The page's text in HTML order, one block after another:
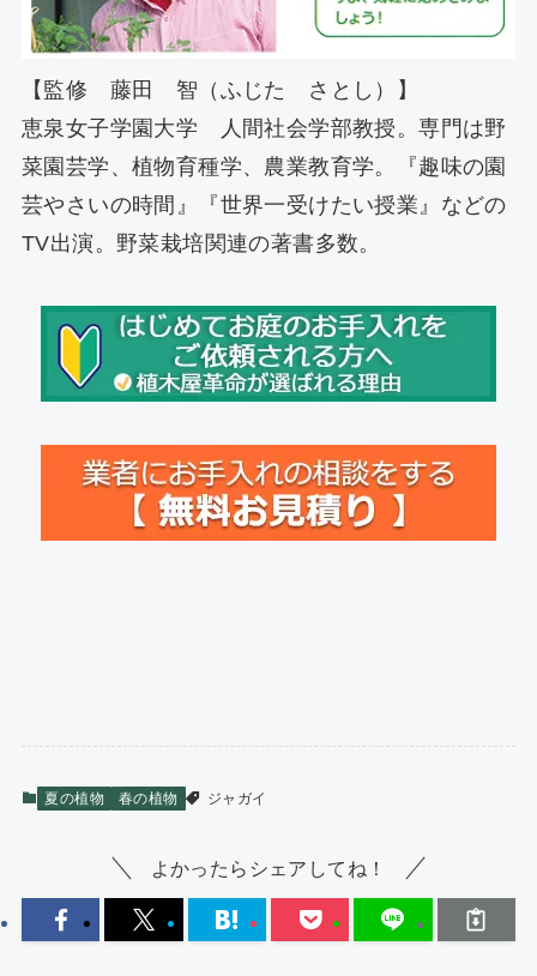
【監修 藤田 智（ふじた さとし）】
恵泉女子学園大学 人間社会学部教授。専門は野
菜園芸学、植物育種学、農業教育学。『趣味の園
芸やさいの時間』『世界一受けたい授業』などの
TV出演。野菜栽培関連の著書多数。
夏の植物 春の植物 ジャガイ
よかったらシェアしてね！